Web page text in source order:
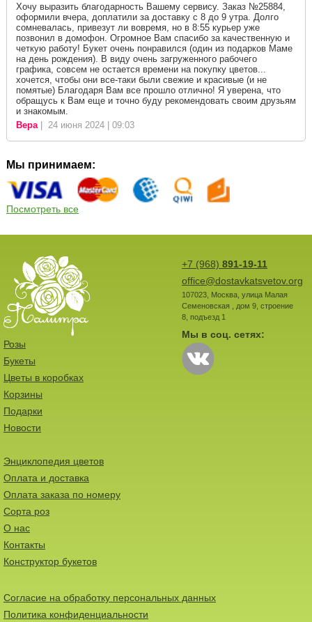
Хочу выразить благодарность Вашему сервису. Заказ №25884,
оформили вчера, доплатили за доставку с 8 до 9 утра. Долго
сомневалась, привезут ли вовремя, но в 8:55 курьер уже
позвонил в домофон. Огромное Вам спасибо за качественную и
четкую работу! Букет очень понравился (один из подарков Маме
на день рождения). В виду очень загруженного рабочего
графика, совсем не остается времени на покупку цветов...
хочется, чтобы они все-таки были свежие и красивые (и не
помятые) Благодаря Вам все прошло отлично! Я уверена, что
обращусь к Вам еще и точно буду рекомендовать своим друзьям
и знакомым.
Вера| 24 июня 2024 | 09:03
Мы принимаем:
Посмотреть все
+7 (968) 891-19-11
office@dostavkatsvetov.org
107023, Москва, улица Малая
Семеновская , дом 9, строение
8, подъезд 1
Мы в соц. сетях:
Розы
Букеты
Цветы в коробках
Корзины
Подарки
Новости
Энциклопедия цветов
Оплата и доставка
Оплата заказа по номеру
Сорта роз
О нас
Контакты
Конструктор букетов
Согласие на обработку персональных данных
Политика конфиденциальности